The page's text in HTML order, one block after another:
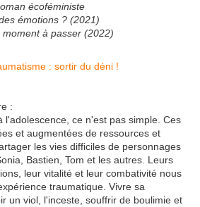
écoféministe
émotions ? (2021)
à passer (2022)
:
l'adolescence, ce n'est pas simple. Ces
et augmentées de ressources et
les vies difficiles de personnages
Bastien, Tom et les autres. Leurs
leur vitalité et leur combativité nous
traumatique. Vivre sa
un viol, l'inceste, souffrir de boulimie et